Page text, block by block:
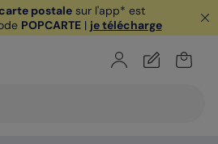
postale sur l'app* est
POPCARTE| je télécharge